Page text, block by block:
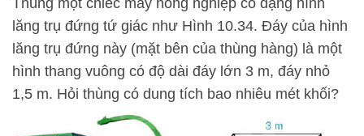
Thùng một chiếc máy nông nghiệp có dạng hình
lăng trụ đứng tứ giác như Hình 10.34. Đáy của hình
lăng trụ đứng này (mặt bên của thùng hàng) là một
hình thang vuông có độ dài đáy lớn 3 m, đáy nhỏ
1,5 m. Hỏi thùng có dung tích bao nhiêu mét khối?